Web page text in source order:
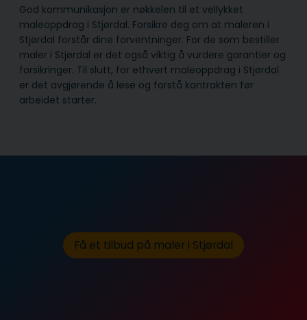
God kommunikasjon er nøkkelen til et vellykket
maleoppdrag i Stjørdal. Forsikre deg om at maleren i
Stjørdal forstår dine forventninger. For de som bestiller
maler i Stjørdal er det også viktig å vurdere garantier og
forsikringer. Til slutt, for ethvert maleoppdrag i Stjørdal
er det avgjørende å lese og forstå kontrakten før
arbeidet starter.
Få et tilbud på maler i Stjørdal